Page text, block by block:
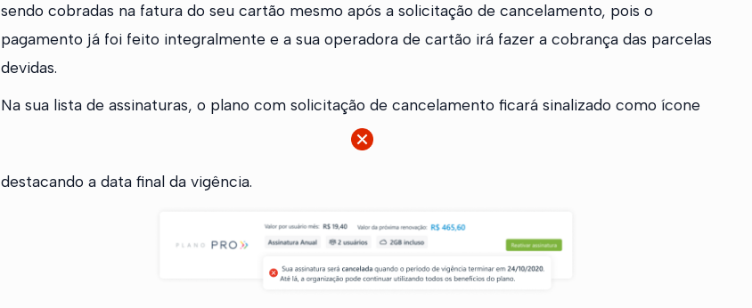
sendo cobradas na fatura do seu cartão mesmo após a solicitação de cancelamento, pois o
pagamento já foi feito integralmente e a sua operadora de cartão irá fazer a cobrança das parcelas
devidas.
Na sua lista de assinaturas, o plano com solicitação de cancelamento ficará sinalizado como ícone
destacando a data final da vigência.